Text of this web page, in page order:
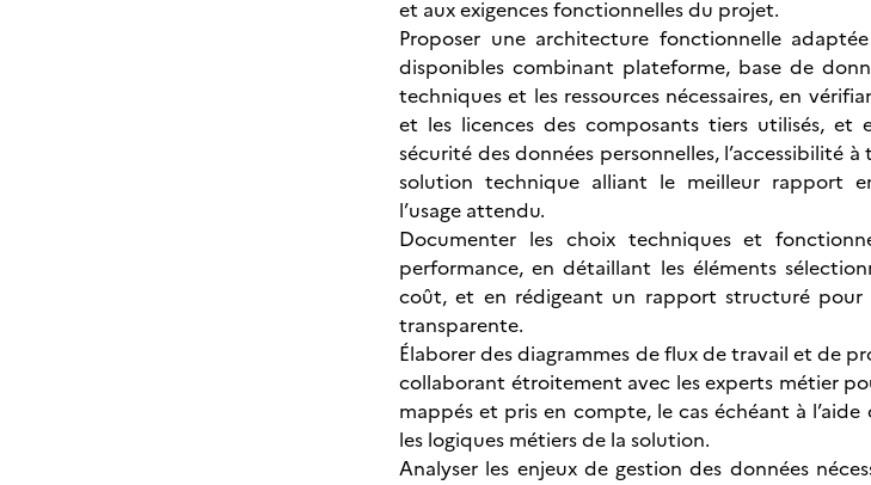
et aux exigences fonctionnelles du projet.
Proposer une architecture fonctionnelle
disponibles combinant plateforme, base de
techniques et les ressources nécessaires, en
et les licences des composants tiers utilisés, et
sécurité des données personnelles,
solution technique alliant le meilleur rapport
l’usage attendu.
Documenter les choix techniques et
performance, en détaillant les éléments
coût, et en rédigeant un rapport structuré
transparente.
Élaborer des diagrammes de flux de travail et de
collaborant étroitement avec les experts métier
mappés et pris en compte, le cas échéant à
les logiques métiers de la solution.
Analyser les enjeux de gestion des données